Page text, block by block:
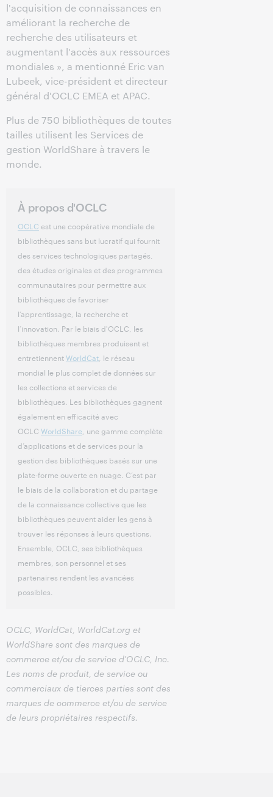
l'acquisition de connaissances en
améliorant la recherche de
recherche des utilisateurs et
augmentant l'accès aux ressources
mondiales », a mentionné Eric van
Lubeek, vice-président et directeur
général d'OCLC EMEA et APAC.
Plus de 750 bibliothèques de toutes
tailles utilisent les Services de
gestion WorldShare à travers le
monde.
À propos d'OCLC
OCLC est une coopérative mondiale de
bibliothèques sans but lucratif qui fournit
des services technologiques partagés,
des études originales et des programmes
communautaires pour permettre aux
bibliothèques de favoriser
l’apprentissage, la recherche et
l’innovation. Par le biais d'OCLC, les
bibliothèques membres produisent et
entretiennentWorldCat , le réseau
mondial le plus complet de données sur
les collections et services de
bibliothèques. Les bibliothèques gagnent
également en efficacité avec
OCLC WorldShare , une gamme complète
d’applications et de services pour la
gestion des bibliothèques basés sur une
plate-forme ouverte en nuage. C’est par
le biais de la collaboration et du partage
de la connaissance collective que les
bibliothèques peuvent aider les gens à
trouver les réponses à leurs questions.
Ensemble, OCLC, ses bibliothèques
membres, son personnel et ses
partenaires rendent les avancées
possibles.
OCLC, WorldCat, WorldCat.org et
WorldShare sont des marques de
commerce et/ou de service d'OCLC, Inc.
Les noms de produit, de service ou
commerciaux de tierces parties sont des
marques de commerce et/ou de service
de leurs propriétaires respectifs.